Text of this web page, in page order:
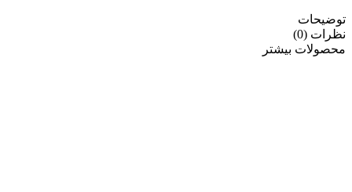
توضیحات
نظرات (0)
محصولات بیشتر